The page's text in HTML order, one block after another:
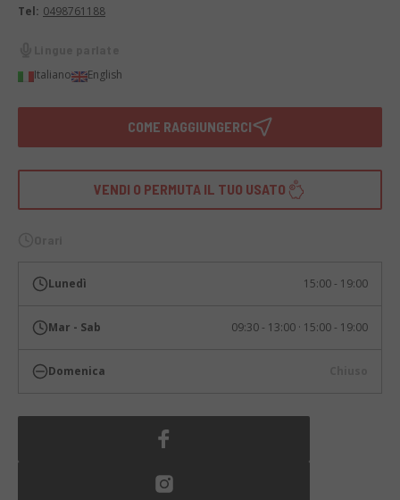
Tel: 0498761188
Italiano
English
COME RAGGIUNGERCI
VENDI O PERMUTA IL TUO USATO
Lunedì 15:00 - 19:00
Mar - Sab 09:30 - 13:00 · 15:00 - 19:00
Domenica